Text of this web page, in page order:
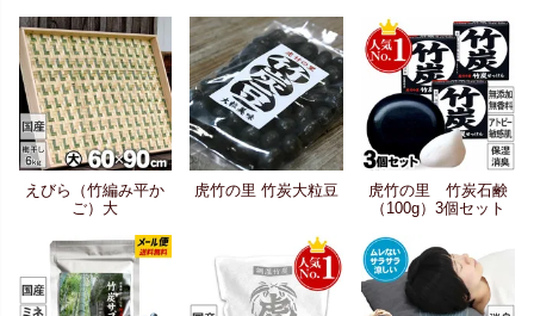
えびら（竹編み平か
ご）大
虎竹の里 竹炭大粒豆
虎竹の里 竹炭石鹸
（100g）3個セット